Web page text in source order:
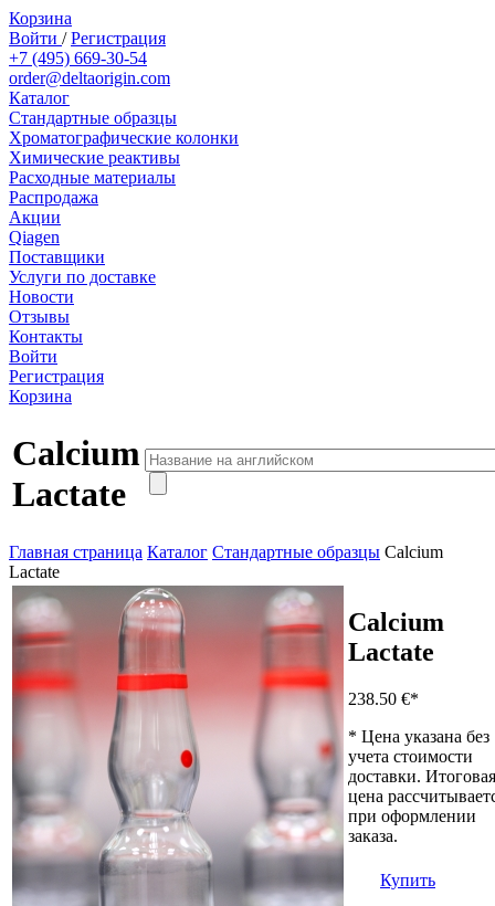
Корзина
Войти /Регистрация
+7 (495) 669-30-54
order@deltaorigin.com
Каталог
Стандартные образцы
Хроматографические колонки
Химические реактивы
Расходные материалы
Распродажа
Акции
Qiagen
Поставщики
Услуги по доставке
Новости
Отзывы
Контакты
Войти
Регистрация
Корзина
Calcium
Lactate
Главная страница Каталог Стандартные образцы Calcium
Lactate
Calcium
Lactate
238.50 €*
* Цена указана без
учета стоимости
доставки. Итоговая
цена
при оформлении
заказа.
Купить